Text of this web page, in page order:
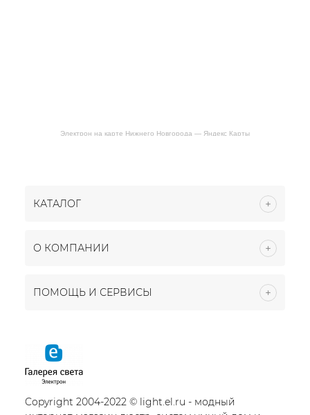
Электрон на карте Нижнего Новгорода — Яндекс Карты
КАТАЛОГ
О КОМПАНИИ
ПОМОЩЬ И СЕРВИСЫ
Copyright 2004-2022 © light.el.ru - модный